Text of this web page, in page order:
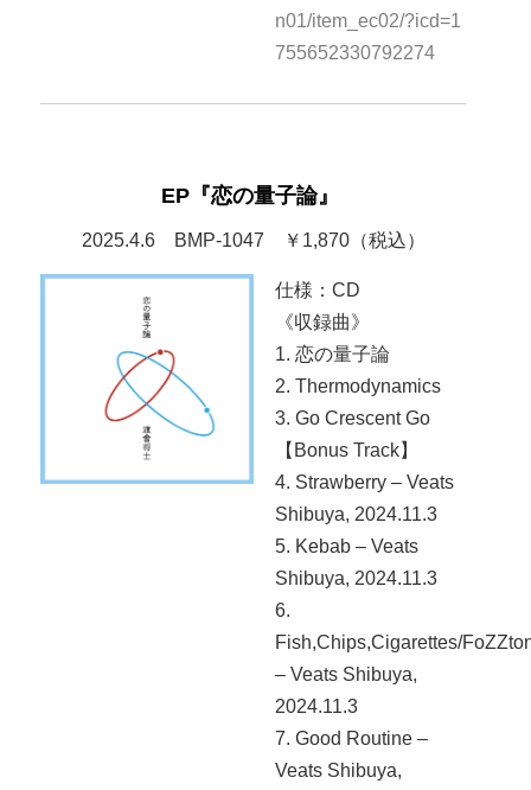
n01/item_ec02/?icd=1
755652330792274
EP『恋の量子論』
2025.4.6 BMP-1047 ￥1,870（税込）
仕様：CD
《収録曲》
1. 恋の量子論
2. Thermodynamics
3. Go Crescent Go
【Bonus Track】
4. Strawberry – Veats
Shibuya, 2024.11.3
5. Kebab – Veats
Shibuya, 2024.11.3
6.
Fish,Chips,Cigarettes/
– Veats Shibuya,
2024.11.3
7. Good Routine –
Veats Shibuya,